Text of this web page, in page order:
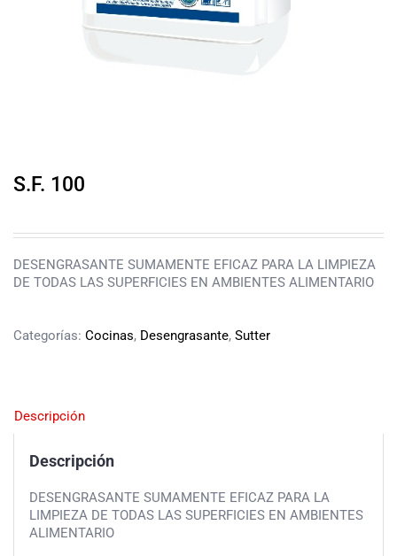
S.F. 100
DESENGRASANTE SUMAMENTE EFICAZ PARA LA LIMPIEZA
DE TODAS LAS SUPERFICIES EN AMBIENTES ALIMENTARIO
Categorías: Cocinas, Desengrasante, Sutter
Descripción
Descripción
DESENGRASANTE SUMAMENTE EFICAZ PARA LA
LIMPIEZA DE TODAS LAS SUPERFICIES EN AMBIENTES
ALIMENTARIO